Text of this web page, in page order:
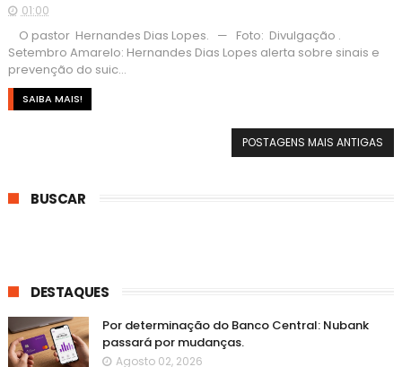
01:00
O pastor Hernandes Dias Lopes. — Foto: Divulgação .
Setembro Amarelo: Hernandes Dias Lopes alerta sobre sinais e
prevenção do suic...
SAIBA MAIS!
POSTAGENS MAIS ANTIGAS
BUSCAR
DESTAQUES
Por determinação do Banco Central: Nubank
passará por mudanças.
Agosto 02, 2026